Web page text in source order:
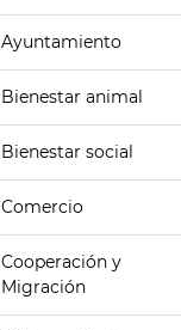
Ayuntamiento
Bienestar animal
Bienestar social
Comercio
Cooperación y
Migración